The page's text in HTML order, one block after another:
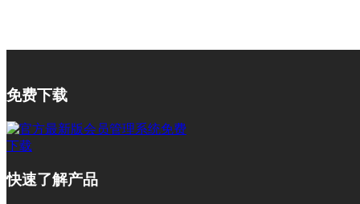
免费下载
快速了解产品